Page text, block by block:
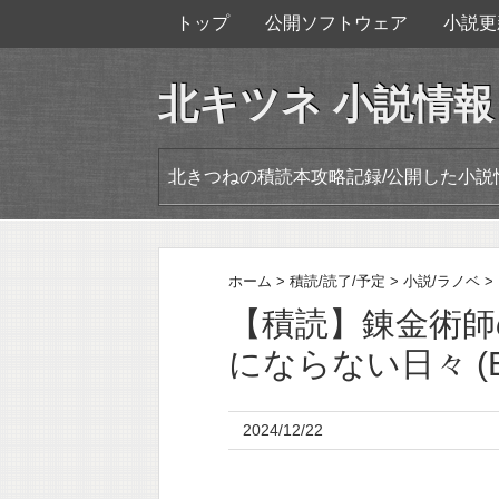
トップ 公開ソフトウェア 小説
北キツネ 小説情報
北きつねの積読本攻略記録/公開した小説
ホーム > 積読/読了/予定 > 小説/ラノベ >
【積読】錬金術
にならない日々
2024/12/22